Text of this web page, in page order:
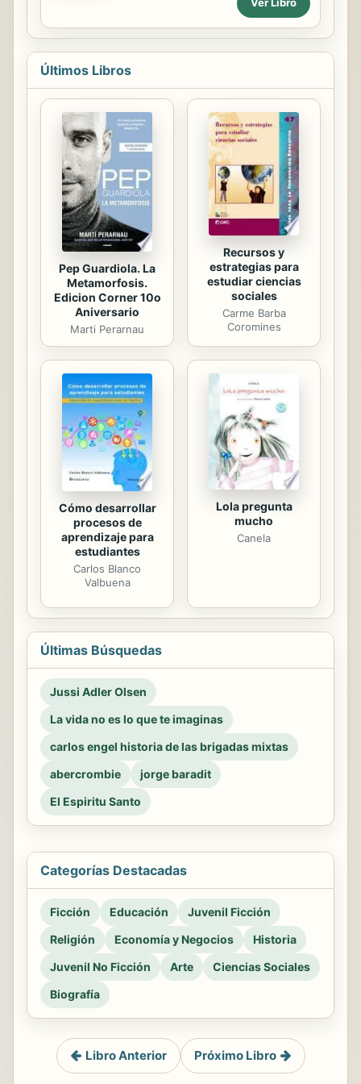
metodología pastoral mariana en el
fundador...
hace un llamado urgente a vivir una
vida totalmente desprendida como la
que vivió Jesús. Chan reta a cada
lector a tomar en serio y conciencia
de la Biblia. Él describe el lamentable
estado de tibieza de los cristianos
que luchan por una vida en donde
impera el control, la seguridad y falta
de sufrimiento. En contraste, este
libro ofrece relatos y hechos reales
de cristianos que lo dieron todo:
tiempo, dinero, salud e ...
Ver Libro
Últimos Libros
Pep Guardiola. La
Metamorfosis.
Edicion Corner 10o
Aniversario
Marti Perarnau
Recursos y
estrategias para
estudiar ciencias
sociales
Carme Barba
Coromines
Cómo desarrollar
procesos de
aprendizaje para
estudiantes
Carlos Blanco
Valbuena
Lola pregunta
mucho
Canela
Últimas Búsquedas
Jussi Adler Olsen
La vida no es lo que te imaginas
carlos engel historia de las brigadas mixtas
abercrombie
jorge baradit
El Espiritu Santo
Categorías Destacadas
Ficción Educación
Juvenil Ficción
Religión
Economía y Negocios
Historia
Juvenil No Ficción
Arte
Ciencias Sociales
Biografía
Libro Anterior Próximo Libro